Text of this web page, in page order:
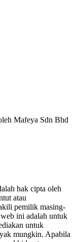
Mafeya Sdn Bhd
hak cipta oleh
atau
pemilik masing-
ini adalah untuk
untuk
mungkin. Apabila